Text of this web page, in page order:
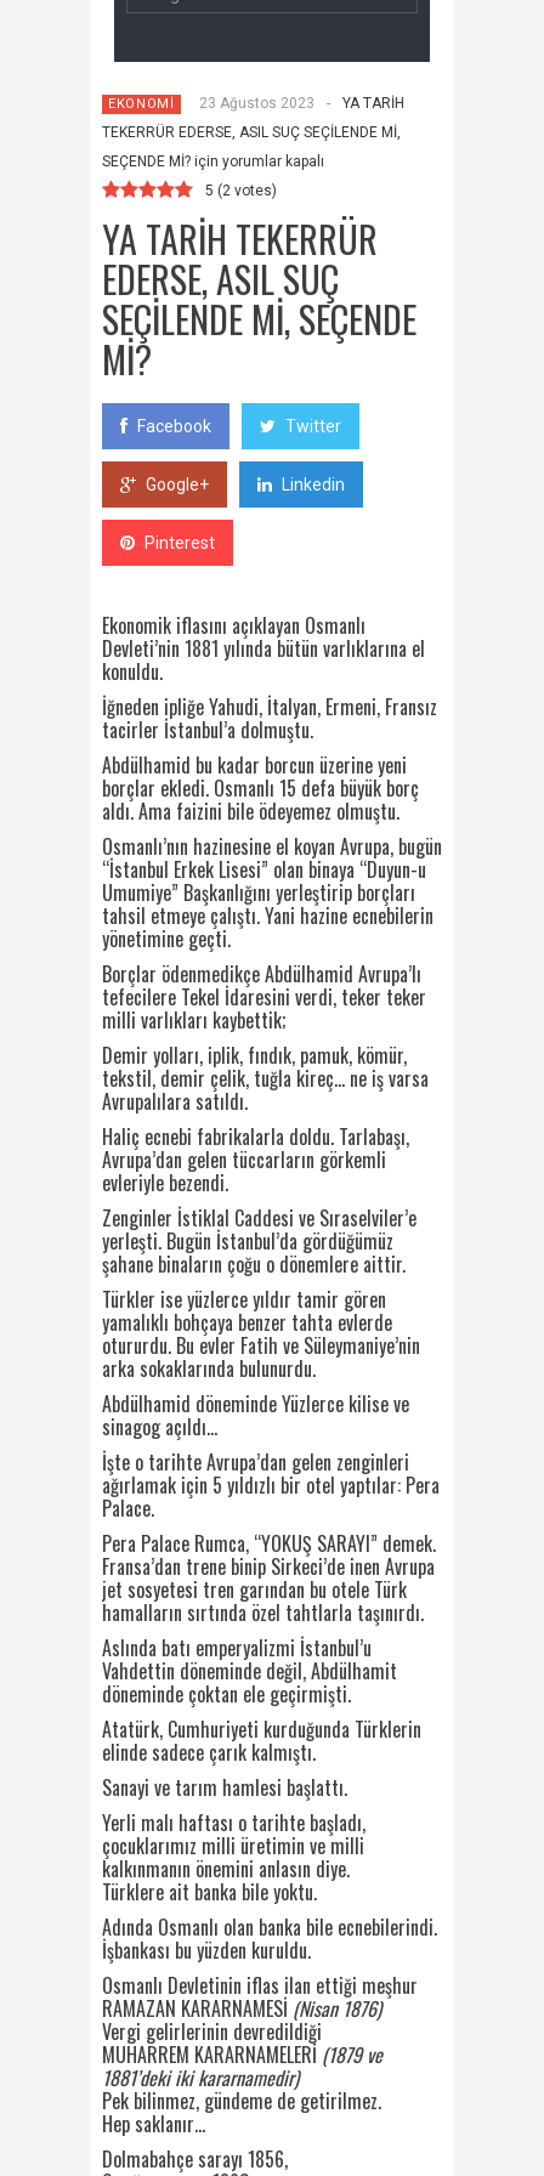
EKONOMİ 23 Ağustos 2023 -
YA TARİH
TEKERRÜR EDERSE, ASIL SUÇ SEÇİLENDE Mİ,
SEÇENDE Mİ? için yorumlar kapalı
5 (2 votes)
YA TARİH TEKERRÜR
EDERSE, ASIL SUÇ
SEÇİLENDE Mİ, SEÇENDE
Mİ?
Facebook Twitter
Google+ Linkedin
Pinterest
Ekonomik iflasını açıklayan Osmanlı
Devleti’nin 1881 yılında bütün varlıklarına el
konuldu.
İğneden ipliğe Yahudi, İtalyan, Ermeni, Fransız
tacirler İstanbul’a dolmuştu.
Abdülhamid bu kadar borcun üzerine yeni
borçlar ekledi. Osmanlı 15 defa büyük borç
aldı. Ama faizini bile ödeyemez olmuştu.
Osmanlı’nın hazinesine el koyan Avrupa, bugün
“İstanbul Erkek Lisesi” olan binaya “Duyun-u
Umumiye” Başkanlığını yerleştirip borçları
tahsil etmeye çalıştı. Yani hazine ecnebilerin
yönetimine geçti.
Borçlar ödenmedikçe Abdülhamid Avrupa’lı
tefecilere Tekel İdaresini verdi, teker teker
milli varlıkları kaybettik;
Demir yolları, iplik, fındık, pamuk, kömür,
tekstil, demir çelik, tuğla kireç… ne iş varsa
Avrupalılara satıldı.
Haliç ecnebi fabrikalarla doldu. Tarlabaşı,
Avrupa’dan gelen tüccarların görkemli
evleriyle bezendi.
Zenginler İstiklal Caddesi ve Sıraselviler’e
yerleşti. Bugün İstanbul’da gördüğümüz
şahane binaların çoğu o dönemlere aittir.
Türkler ise yüzlerce yıldır tamir gören
yamalıklı bohçaya benzer tahta evlerde
otururdu. Bu evler Fatih ve Süleymaniye’nin
arka sokaklarında bulunurdu.
Abdülhamid döneminde Yüzlerce kilise ve
sinagog açıldı…
İşte o tarihte Avrupa’dan gelen zenginleri
ağırlamak için 5 yıldızlı bir otel yaptılar: Pera
Palace.
Pera Palace Rumca, “YOKUŞ SARAYI” demek.
Fransa’dan trene binip Sirkeci’de inen Avrupa
jet sosyetesi tren garından bu otele Türk
hamalların sırtında özel tahtlarla taşınırdı.
Aslında batı emperyalizmi İstanbul’u
Vahdettin döneminde değil, Abdülhamit
döneminde çoktan ele geçirmişti.
Atatürk, Cumhuriyeti kurduğunda Türklerin
elinde sadece çarık kalmıştı.
Sanayi ve tarım hamlesi başlattı.
Yerli malı haftası o tarihte başladı,
çocuklarımız milli üretimin ve milli
kalkınmanın önemini anlasın diye.
Türklere ait banka bile yoktu.
Adında Osmanlı olan banka bile ecnebilerindi.
İşbankası bu yüzden kuruldu.
Osmanlı Devletinin iflas ilan ettiği meşhur
RAMAZAN KARARNAMESİ (Nisan 1876)
Vergi gelirlerinin devredildiği
MUHARREM KARARNAMELERİ (1879 ve
1881’deki iki kararnamedir)
Pek bilinmez, gündeme de getirilmez.
Hep saklanır…
Dolmabahçe sarayı 1856,